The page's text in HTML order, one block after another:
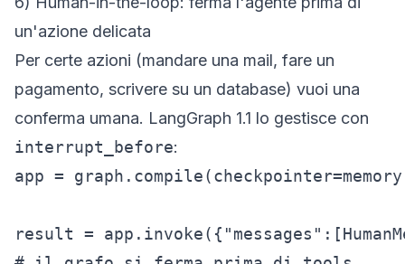
un'azione delicata
Per certe azioni (mandare una mail, fare un
pagamento, scrivere su un database) vuoi una
conferma umana. LangGraph 1.1 lo gestisce con
interrupt_before:
app =
result =